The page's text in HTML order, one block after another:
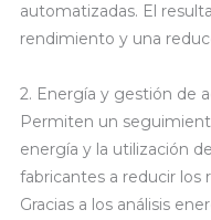
automatizadas. El
rendimiento y una
2. Energía y gestión de
Permiten un
energía y la utilización
fabricantes a reducir los
Gracias a los análisis